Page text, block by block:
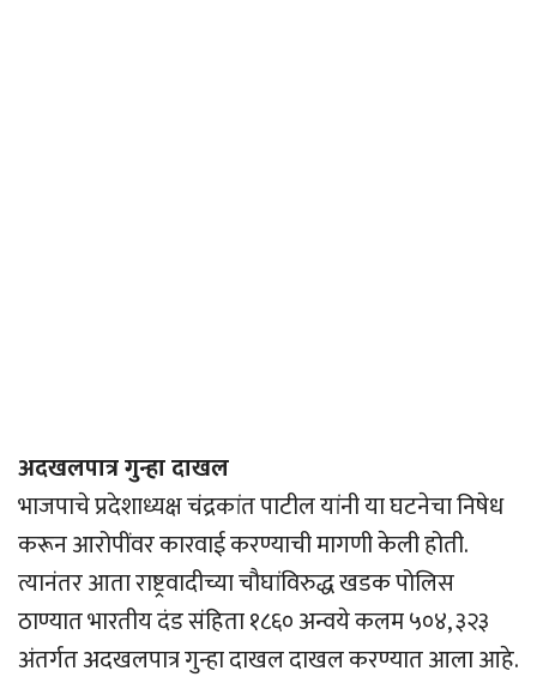
अदखलपात्र गुन्हा दाखल
भाजपाचे प्रदेशाध्यक्ष चंद्रकांत पाटील यांनी या घटनेचा निषेध
करून आरोपींवर कारवाई करण्याची मागणी केली होती.
त्यानंतर आता राष्ट्रवादीच्या चौघांविरुद्ध खडक पोलिस
ठाण्यात भारतीय दंड संहिता १८६० अन्वये कलम ५०४, ३२३
अंतर्गत अदखलपात्र गुन्हा दाखल दाखल करण्यात आला आहे.